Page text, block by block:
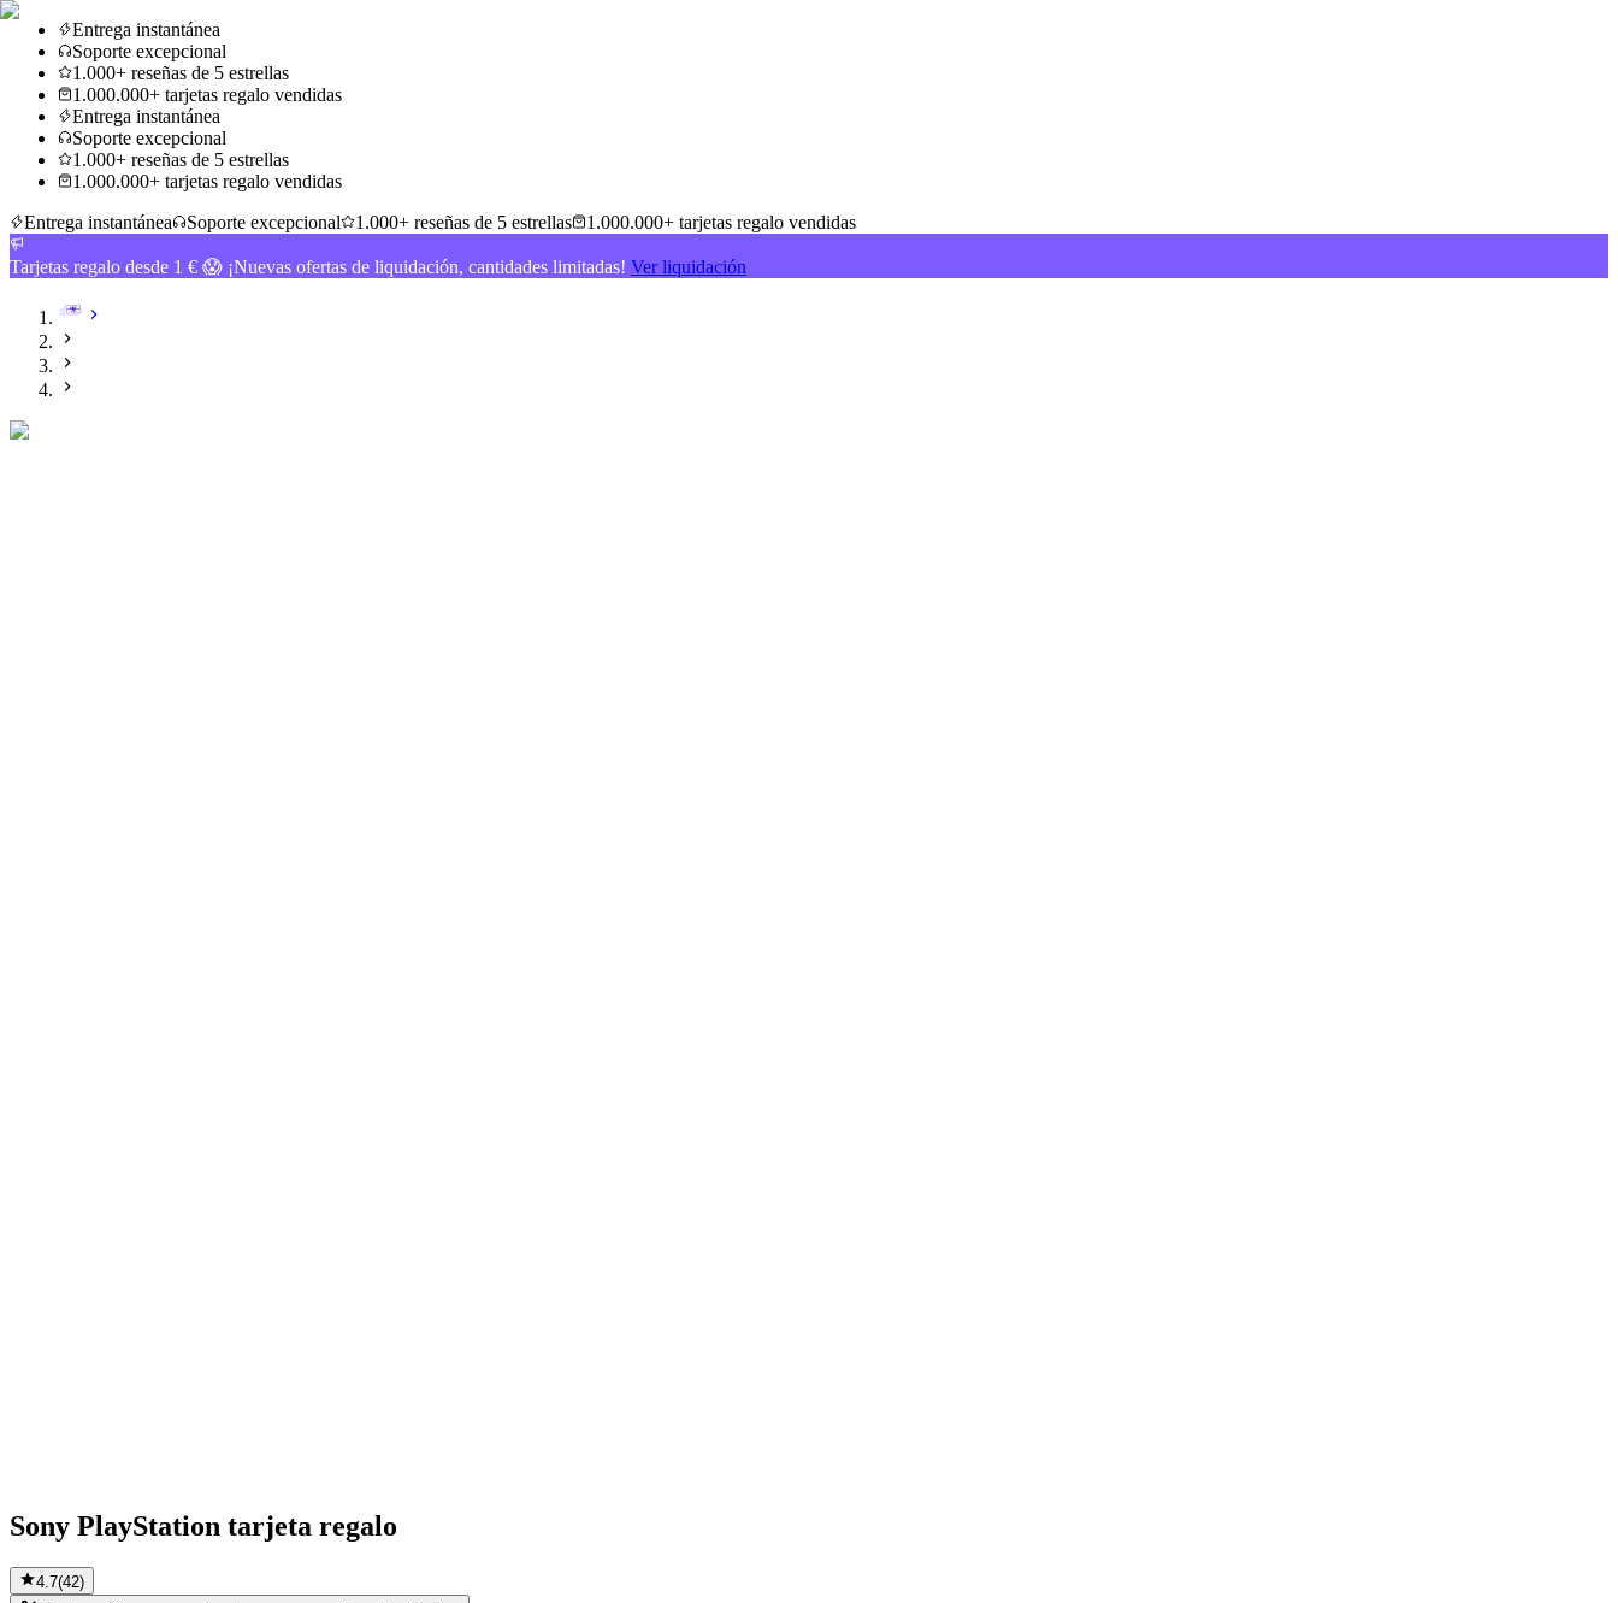
Entrega instantánea
Soporte excepcional
1.000+ reseñas de 5 estrellas
1.000.000+ tarjetas regalo vendidas
Entrega instantánea
Soporte excepcional
1.000+ reseñas de 5 estrellas
1.000.000+ tarjetas regalo vendidas
Entrega instantánea
Soporte excepcional 1.000+ reseñas de 5 estrellas 1.000.000+ tarjetas regalo vendidas
Tarjetas regalo desde 1 € 😱 ¡Nuevas ofertas de liquidación, cantidades limitadas! Ver liquidación
Sony PlayStation tarjeta regalo
4.7(42)